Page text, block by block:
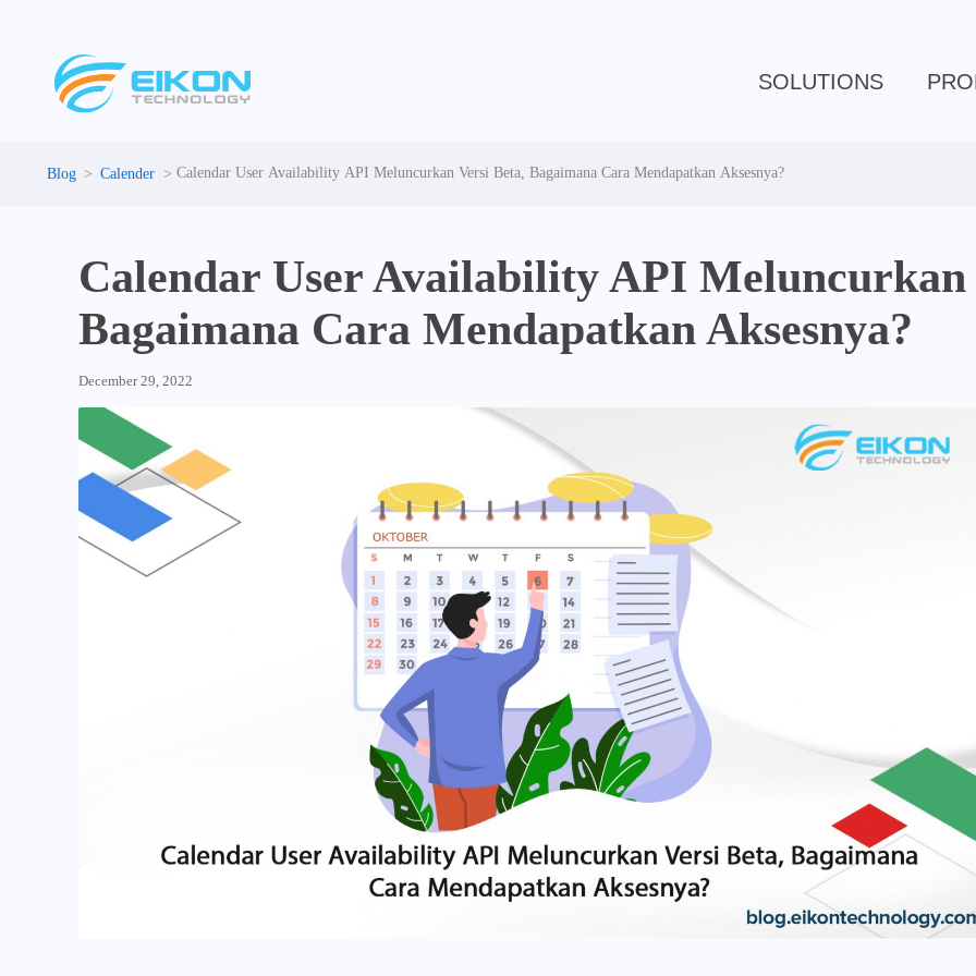
SOLUTIONS
Calender Calendar User Availability API Meluncurkan Versi Beta, Bagaimana Cara Mendapatkan Aksesnya?
Calendar User Availability API Meluncurkan
Bagaimana Cara Mendapatkan Aksesnya?
December 29, 2022